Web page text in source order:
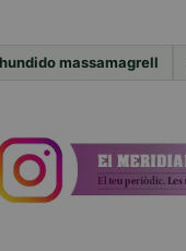
massamagrell